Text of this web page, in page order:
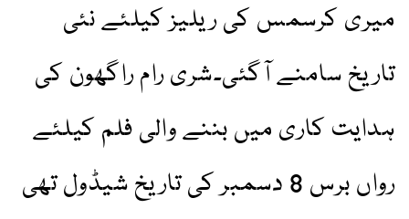
میری کرسمس کی ریلیز کیلئے نئی
تاریخ سامنے آگئی۔شری رام راگھون کی
ہدایت کاری میں بننے والی فلم کیلئے
رواں برس 8 دسمبر کی تاریخ شیڈول تھی